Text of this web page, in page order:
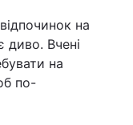
на
Вчені
на
по-